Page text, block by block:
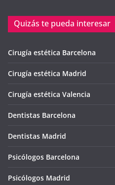
Quizás te pueda interesar
Cirugía estética Barcelona
Cirugía estética Madrid
Cirugía estética Valencia
Dentistas Barcelona
Dentistas Madrid
Psicólogos Barcelona
Psicólogos Madrid